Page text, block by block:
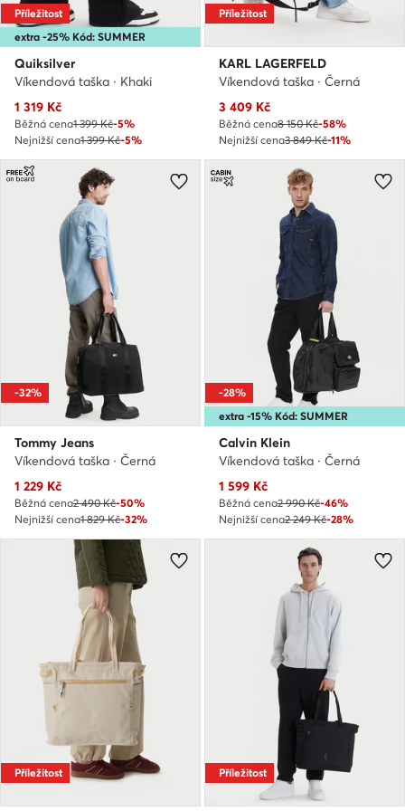
extra -25% Kód: SUMMER
Příležitost
Quiksilver
Víkendová taška · Khaki
Aktuální cena
1 319 Kč
Běžná cena1 399 Kč-5%
Nejnižší cena1 399 Kč-5%
Příležitost
KARL LAGERFELD
Víkendová taška · Černá
Aktuální cena
3 409 Kč
Běžná cena8 150 Kč-58%
Nejnižší cena3 849 Kč-11%
-32%
Tommy Jeans
Víkendová taška · Černá
Aktuální cena
1 229 Kč
Běžná cena2 490 Kč-50%
Nejnižší cena1 829 Kč-32%
extra -15% Kód: SUMMER
-28%
Calvin Klein
Víkendová taška · Černá
Aktuální cena
1 599 Kč
Běžná cena2 990 Kč-46%
Nejnižší cena2 249 Kč-28%
Příležitost Příležitost